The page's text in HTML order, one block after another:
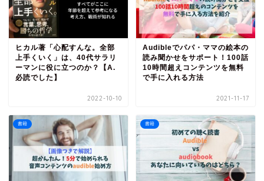
ヒカル著「心配すんな。全部
上手くいく」は、40代サラリ
ーマンに役に立つのか？【A.
必読でした】
2022-10-10
Audibleでパパ・ママの絵本の
読み聞かせをサポート！100話
10時間超えコンテンツを無料
で手に入れる方法
2021-11-17
書籍 書籍